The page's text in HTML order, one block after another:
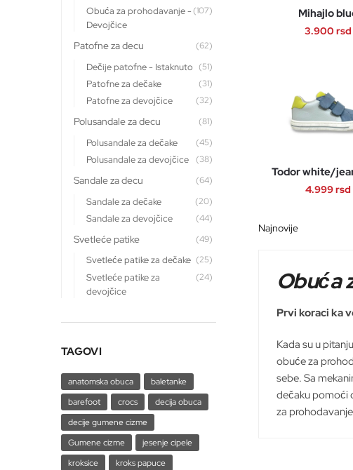
biti
Mihajlo
3.900rsd
ima
više
biti
Todor white/
4.999rsd
biti
na
Obuća
Prvi koraci ka
Kada su u
obuće za
sebe. Sa
dečaku pomoći
za
Obuća za prohodavanje -
Devojčice
(107)
Patofne za decu (62)
Dečije patofne - Istaknuto (51)
Patofne za dečake (31)
Patofne za devojčice (32)
Polusandale za decu (81)
Polusandale za dečake (45)
Polusandale za devojčice (38)
Sandale za decu (64)
Sandale za dečake (20)
Sandale za devojčice (44)
Svetleće patike (49)
Svetleće patike za dečake (25)
Svetleće patike za
devojčice
(24)
TAGOVI
anatomska obuca
baletanke
barefoot
crocs
decija obuca
decije gumene cizme
Gumene cizme
jesenje cipele
kroksice
kroks papuce